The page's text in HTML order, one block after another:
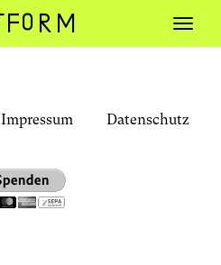
Impressum Datenschutz